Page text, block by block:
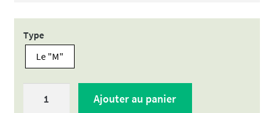
Type
Le "M"
Ajouter au panier